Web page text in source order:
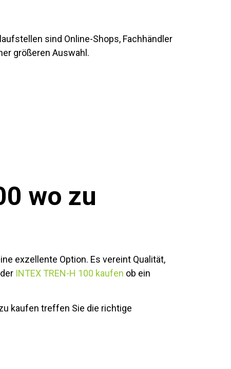
sind Online-Shops, Fachhändler
größeren Auswahl.
wo zu
exzellente Option. Es vereint Qualität,
INTEX TREN-H 100 kaufen ob ein
kaufen treffen Sie die richtige